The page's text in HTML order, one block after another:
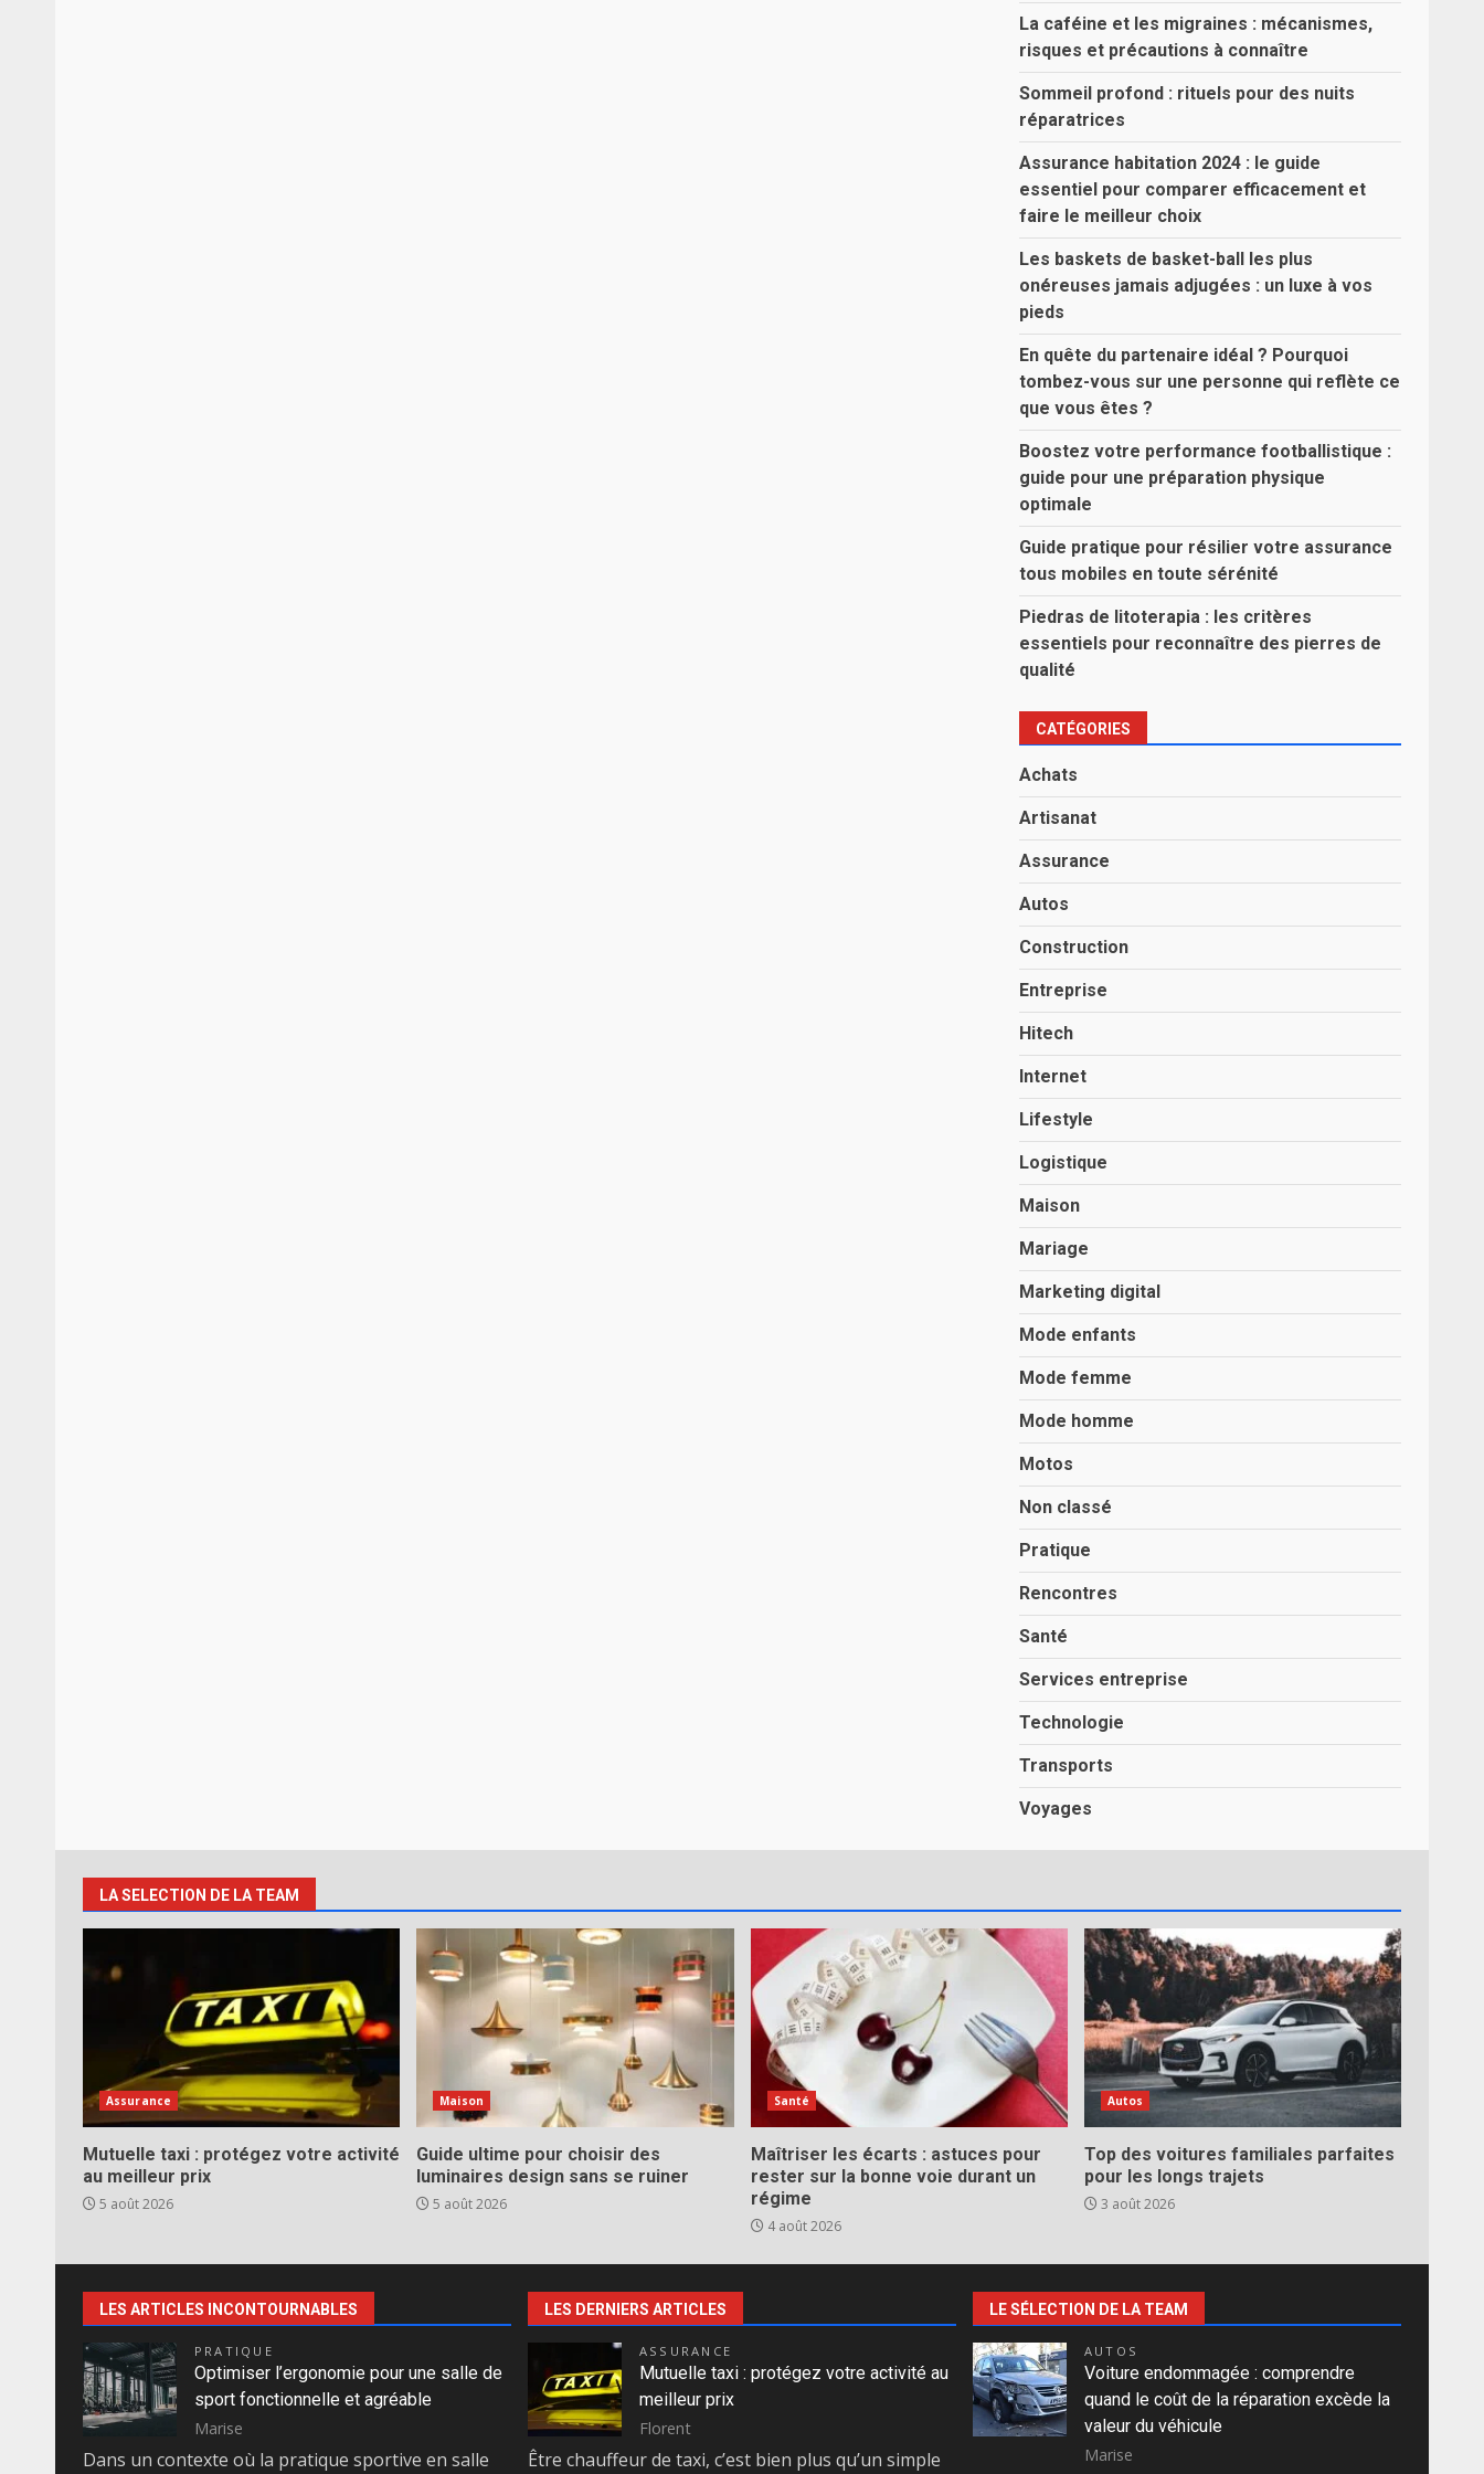
La caféine et les migraines : mécanismes,
risques et précautions à connaître
Sommeil profond : rituels pour des nuits
réparatrices
Assurance habitation 2024 : le guide
essentiel pour comparer efficacement et
faire le meilleur choix
Les baskets de basket-ball les plus
onéreuses jamais adjugées : un luxe à vos
pieds
En quête du partenaire idéal ? Pourquoi
tombez-vous sur une personne qui reflète ce
que vous êtes ?
Boostez votre performance footballistique :
guide pour une préparation physique
optimale
Guide pratique pour résilier votre assurance
tous mobiles en toute sérénité
Piedras de litoterapia : les critères
essentiels pour reconnaître des pierres de
qualité
CATÉGORIES
Achats
Artisanat
Assurance
Autos
Construction
Entreprise
Hitech
Internet
Lifestyle
Logistique
Maison
Mariage
Marketing digital
Mode enfants
Mode femme
Mode homme
Motos
Non classé
Pratique
Rencontres
Santé
Services entreprise
Technologie
Transports
Voyages
LA SELECTION DE LA TEAM
Assurance
Mutuelle taxi : protégez votre activité
au meilleur prix
5 août 2026
Maison
Guide ultime pour choisir des
luminaires design sans se ruiner
5 août 2026
Santé
Maîtriser les écarts : astuces pour
rester sur la bonne voie durant un
régime
4 août 2026
Autos
Top des voitures familiales parfaites
pour les longs trajets
3 août 2026
LES ARTICLES INCONTOURNABLES
PRATIQUE
Optimiser l’ergonomie pour une salle de
sport fonctionnelle et agréable
Marise
Dans un contexte où la pratique sportive en salle
LES DERNIERS ARTICLES
ASSURANCE
Mutuelle taxi : protégez votre activité au
meilleur prix
Florent
Être chauffeur de taxi, c’est bien plus qu’un simple
LE SÉLECTION DE LA TEAM
AUTOS
Voiture endommagée : comprendre
quand le coût de la réparation excède la
valeur du véhicule
Marise